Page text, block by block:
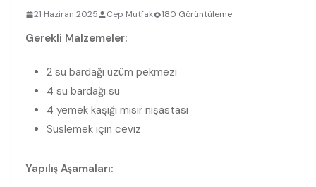
21 Haziran 2025 Cep Mutfak 180 Görüntüleme
Gerekli Malzemeler:
2 su bardağı üzüm pekmezi
4 su bardağı su
4 yemek kaşığı mısır nişastası
Süslemek için ceviz
Yapılış Aşamaları: